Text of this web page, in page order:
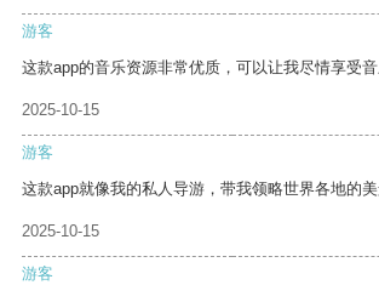
游客
这款app的音乐资源非常优质，可以让我尽情享受音
2025-10-15
游客
这款app就像我的私人导游，带我领略世界各地的美
2025-10-15
游客